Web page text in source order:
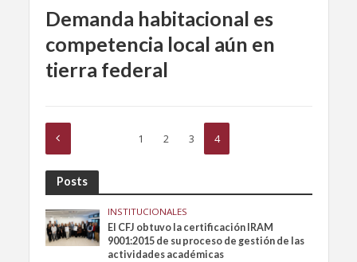
Demanda habitacional es
competencia local aún en
tierra federal
1 2 3 4
Posts
INSTITUCIONALES
El CFJ obtuvo la certificación IRAM
9001:2015 de su proceso de gestión de las
actividades académicas